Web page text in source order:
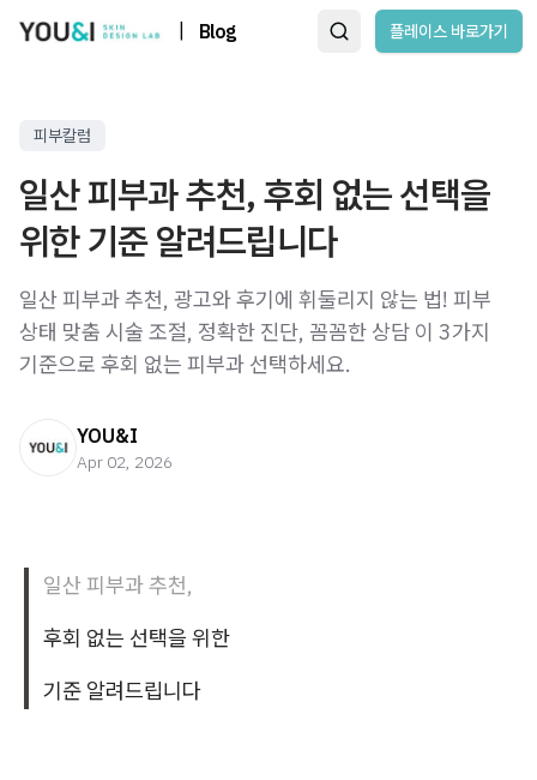
Blog 플레이스 바로가기
피부칼럼
일산 피부과 추천, 후회 없는 선택을
위한 기준 알려드립니다
일산 피부과 추천, 광고와 후기에 휘둘리지 않는 법! 피부
상태 맞춤 시술 조절, 정확한 진단, 꼼꼼한 상담 이 3가지
기준으로 후회 없는 피부과 선택하세요.
YOU&I
Apr 02, 2026
일산 피부과 추천,
후회 없는 선택을 위한
기준 알려드립니다